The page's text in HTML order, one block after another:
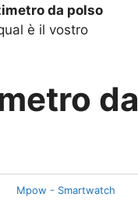
da polso
è il vostro
da
Mpow - Smartwatch